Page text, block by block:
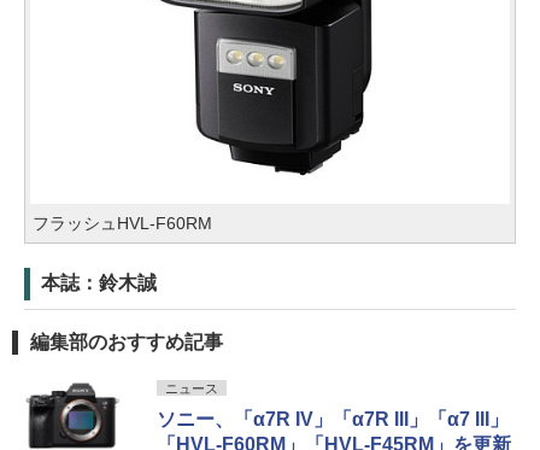
フラッシュHVL-F60RM
本誌：鈴木誠
編集部のおすすめ記事
ニュース
ソニー、「α7R IV」「α7R III」「α7 III」
「HVL-F60RM」「HVL-F45RM」を更新